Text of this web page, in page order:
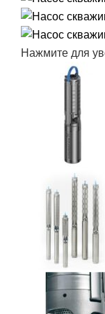
Нажмите для